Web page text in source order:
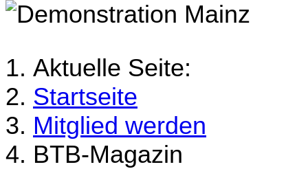
Aktuelle Seite:
Startseite
Mitglied werden
BTB-Magazin